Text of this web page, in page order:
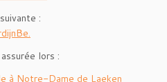
:
lors :
à Notre-Dame de Laeken